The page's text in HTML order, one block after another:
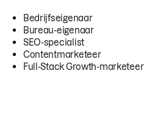
Bedrijfseigenaar
Bureau-eigenaar
SEO-specialist
Contentmarketeer
Full-Stack Growth-marketeer